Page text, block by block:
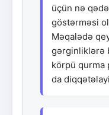
üçün nə
göstərməsi
Məqalədə
gərginliklərə
körpü qurma
da